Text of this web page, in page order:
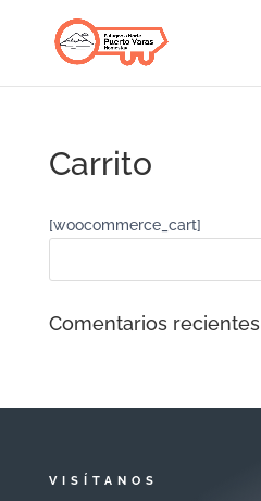
Carrito
[woocommerce_cart]
Comentarios recientes
VISÍTANOS